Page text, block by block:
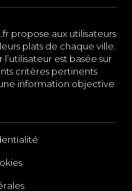
propose aux utilisateurs
plats de chaque ville.
est basée sur
critères pertinents
information objective